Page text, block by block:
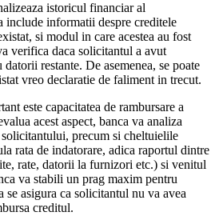
istoricul financiar al
include informatii despre creditele
si modul in care acestea au fost
verifica daca solicitantul a avut
restante. De asemenea, se poate
vreo declaratie de faliment in trecut.
este capacitatea de rambursare a
acest aspect, banca va analiza
precum si cheltuielile
rata de indatorare, adica raportul dintre
rate, datorii la furnizori etc.) si venitul
va stabili un prag maxim pentru
se asigura ca solicitantul nu va avea
creditul.